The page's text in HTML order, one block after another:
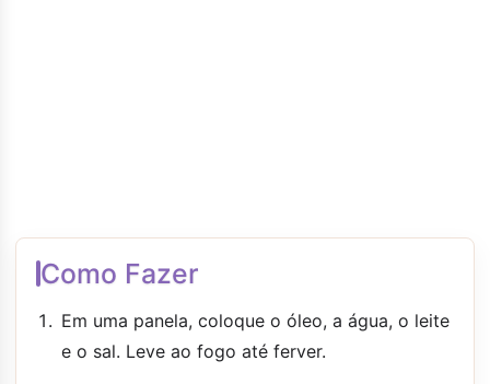
Como Fazer
Em uma panela, coloque o óleo, a água, o leite
e o sal. Leve ao fogo até ferver.